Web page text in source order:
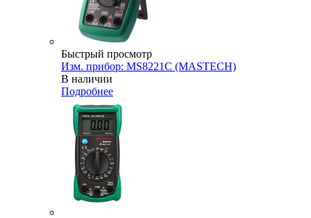
Быстрый просмотр
Изм. прибор: MS8221C (MASTECH)
В наличии
Подробнее